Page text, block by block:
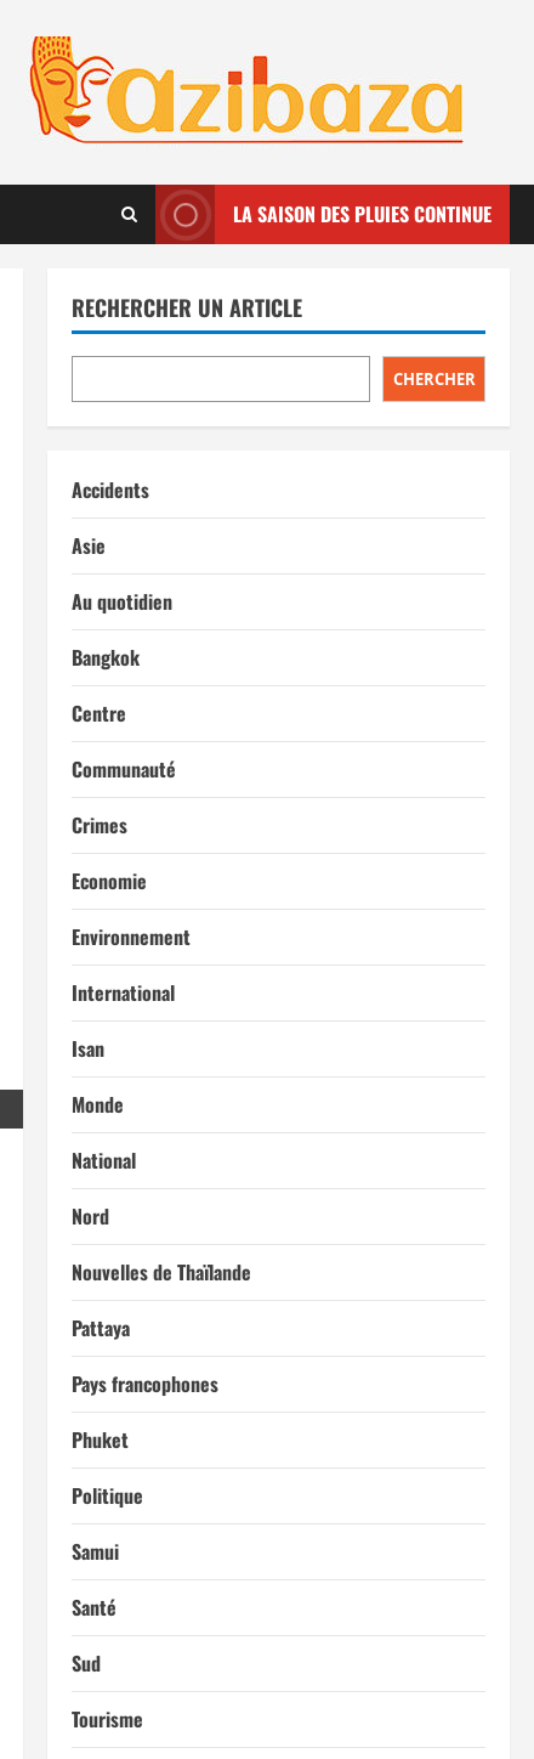
LA SAISON DES PLUIES CONTINUE
RECHERCHER UN ARTICLE
CHERCHER
Accidents
Asie
Au quotidien
Bangkok
Centre
Communauté
Crimes
Economie
Environnement
International
Isan
Monde
National
Nord
Nouvelles de Thaïlande
Pattaya
Pays francophones
Phuket
Politique
Samui
Santé
Sud
Tourisme